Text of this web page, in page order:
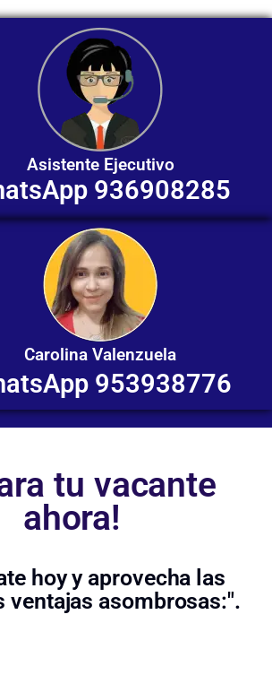
Asistente Ejecutivo
936908285
Carolina Valenzuela
953938776
tu vacante
ahora!
hoy y aprovecha las
ventajas asombrosas:".